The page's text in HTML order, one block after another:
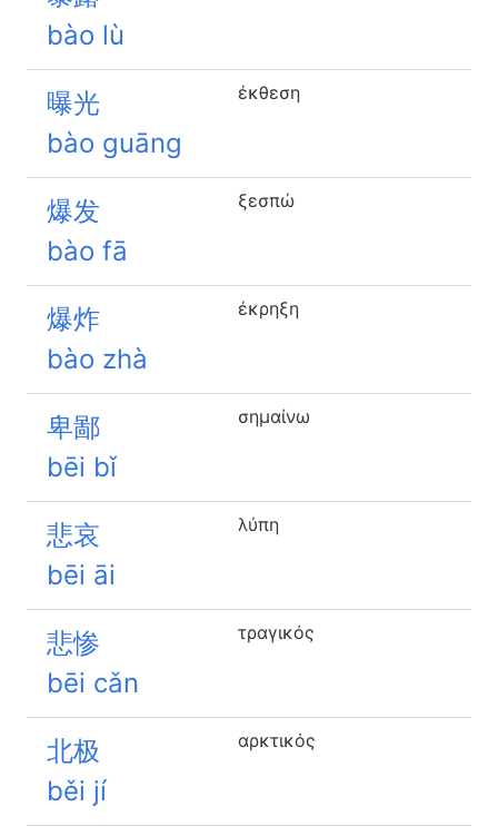
bào lù
曝光
bào guāng
έκθεση
爆发
bào fā
ξεσπώ
爆炸
bào zhà
έκρηξη
卑鄙
bēi bǐ
σημαίνω
悲哀
bēi āi
λύπη
悲惨
bēi cǎn
τραγικός
北极
běi jí
αρκτικός